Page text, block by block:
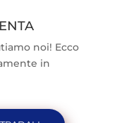
noi! Ecco
in